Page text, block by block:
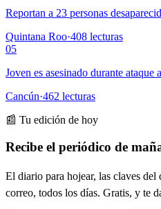
Reportan a 23 personas
Quintana Roo·408 lecturas
05
Joven es asesinado durante ataque
Cancún·462 lecturas
📰 Tu edición de hoy
Recibe el periódico de
El diario para hojear, las claves
correo, todos los días. Gratis, y te